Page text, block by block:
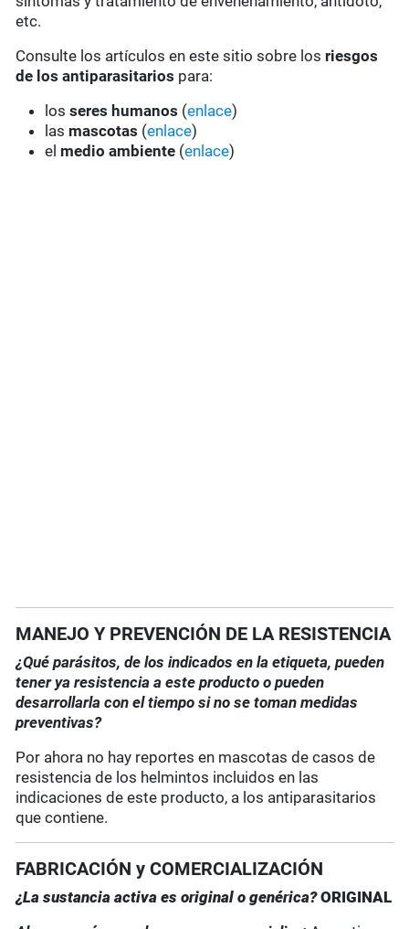
etc.
Consulte los artículos en este sitio sobre los riesgos
de los antiparasitarios para:
losseres humanos (enlace)
las mascotas (enlace)
el medio ambiente (enlace)
MANEJO Y PREVENCIÓN DE LA RESISTENCIA
¿Qué parásitos, de los indicados en la etiqueta, pueden
tener ya resistencia a este producto o pueden
desarrollarla con el tiempo si no se toman medidas
preventivas?
Por ahora no hay reportes en mascotas de casos de
resistencia de los helmintos incluidos en las
indicaciones de este producto, a los antiparasitarios
que contiene.
FABRICACIÓN y COMERCIALIZACIÓN
¿La sustancia activa es original o genérica?ORIGINAL